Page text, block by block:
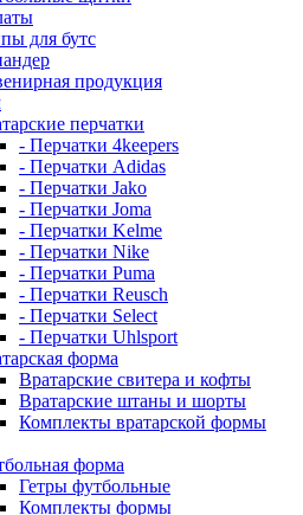
для бутс
продукция
перчатки
- Перчатки 4keepers
- Перчатки Adidas
- Перчатки Jako
- Перчатки Joma
- Перчатки Kelme
- Перчатки Nike
- Перчатки Puma
- Перчатки Reusch
- Перчатки Select
- Перчатки Uhlsport
форма
Вратарские свитера и кофты
Вратарские штаны и шорты
Комплекты вратарской формы
форма
Гетры футбольные
Комплекты формы